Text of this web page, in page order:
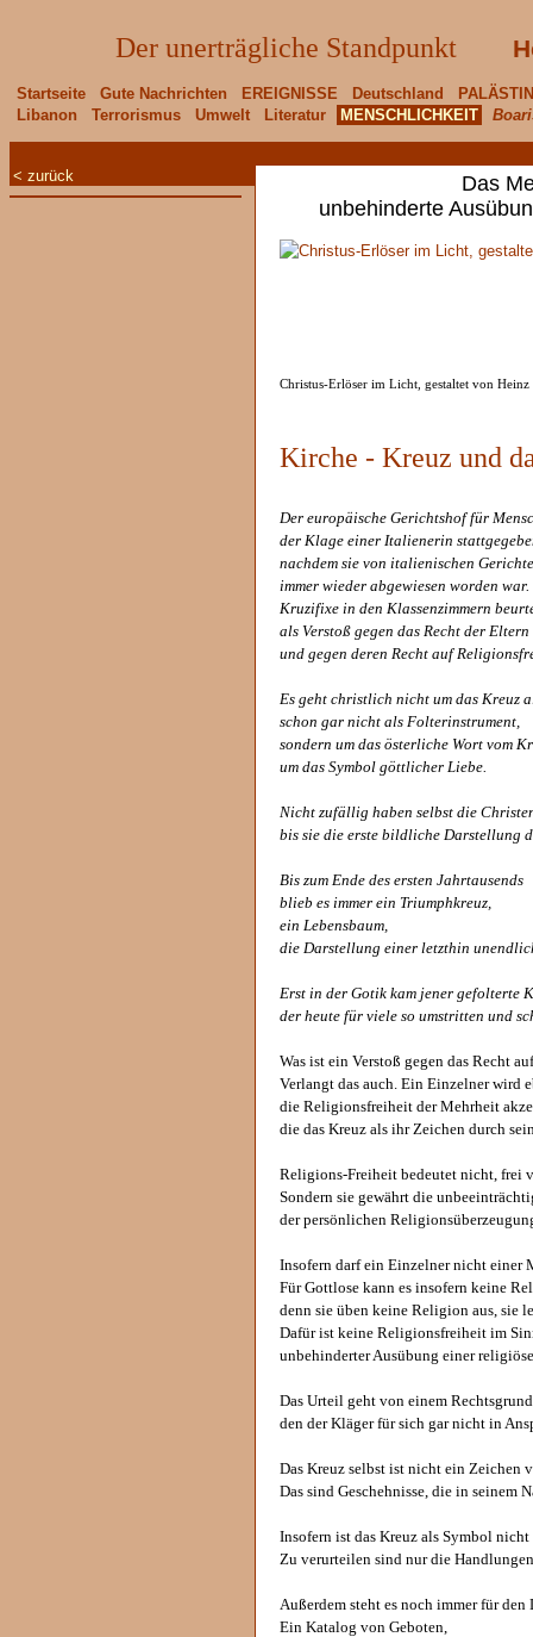
Der unerträgliche Standpunkt
Startseite Gute Nachrichten EREIGNISSE Deutschland
Libanon
Terrorismus Umwelt Literatur MENSCHLICHKEIT
< zurück
Das
unbehinderte
Christus-Erlöser im Licht, gestaltet von
Kirche - Kreuz und
Der europäische Gerichtshof für
der Klage einer Italienerin
nachdem sie von italienischen
immer wieder abgewiesen worden war.
Kruzifixe in den Klassenzimmern
als Verstoß gegen das Recht der
und gegen deren Recht auf
Es geht christlich nicht um das Kreuz
schon gar nicht als Folterinstrument,
sondern um das österliche Wort vom
um das Symbol göttlicher Liebe.
Nicht zufällig haben selbst die
bis sie die erste bildliche Darstellung
Bis zum Ende des ersten Jahrtausends
blieb es immer ein Triumphkreuz,
ein Lebensbaum,
die Darstellung einer letzthin
Erst in der Gotik kam jener gefolterte
der heute für viele so umstritten und
Was ist ein Verstoß gegen das Recht
Verlangt das auch. Ein Einzelner wird
die Religionsfreiheit der Mehrheit
die das Kreuz als ihr Zeichen durch
Religions-Freiheit bedeutet nicht, frei
Sondern sie gewährt die
der persönlichen
Insofern darf ein Einzelner nicht einer
Für Gottlose kann es insofern keine
denn sie üben keine Religion aus, sie
Dafür ist keine Religionsfreiheit im
unbehinderter Ausübung einer
Das Urteil geht von einem
den der Kläger für sich gar nicht in
Das Kreuz selbst ist nicht ein Zeichen
Das sind Geschehnisse, die in seinem
Insofern ist das Kreuz als Symbol
Zu verurteilen sind nur die
Außerdem steht es noch immer für den
Ein Katalog von Geboten,